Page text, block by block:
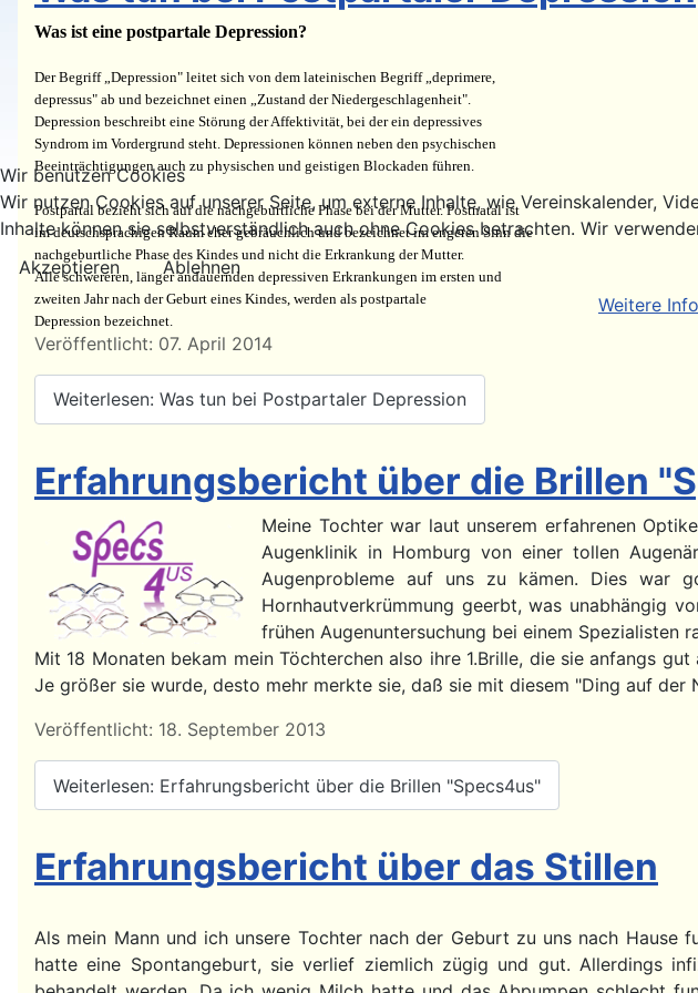
Was ist eine postpartale Depression?
Der Begriff „Depression" leitet sich von dem lateinischen Begriff „deprimere,
depressus" ab und bezeichnet einen „Zustand der Niedergeschlagenheit".
Depression beschreibt eine Störung der Affektivität, bei der ein depressives
Syndrom im Vordergrund steht. Depressionen können neben den psychischen
Beeinträchtigungen auch zu physischen und geistigen Blockaden führen.
Postpartal bezieht sich auf die nachgeburtliche Phase bei der Mutter. Postnatal ist
im deutschsprachigen Raum eher gebräuchlich und bezeichnet im engeren Sinn die
nachgeburtliche Phase des Kindes und nicht die Erkrankung der Mutter.
Alle schwereren, länger andauernden depressiven Erkrankungen im ersten und
zweiten Jahr nach der Geburt eines Kindes, werden als postpartale
Depression bezeichnet.
Details
Veröffentlicht: 07. April 2014
Weiterlesen: Was tun bei Postpartaler Depression
Erfahrungsbericht über die Brillen
Meine Tochter war laut unserem erfahrenen
Augenklinik in Homburg von einer tollen
Augenprobleme auf uns zu kämen. Dies war
Hornhautverkrümmung geerbt, was unabhängig
frühen Augenuntersuchung bei einem Spezialisten
Mit 18 Monaten bekam mein Töchterchen also ihre 1.Brille, die sie anfangs
Je größer sie wurde, desto mehr merkte sie, daß sie mit diesem "Ding auf
Details
Veröffentlicht: 18. September 2013
Weiterlesen: Erfahrungsbericht über die Brillen "Specs4us"
Erfahrungsbericht über das Stillen
Als mein Mann und ich unsere Tochter nach der Geburt zu uns nach Hause
hatte eine Spontangeburt, sie verlief ziemlich zügig und gut. Allerdings
Wir benutzen Cookies
Wir nutzen Cookies auf unserer Seite, um externe Inhalte, wie Vereinskalender,
Inhalte können sie selbstverständlich auch ohne Cookies betrachten. Wir
Akzeptieren
Ablehnen
Weitere